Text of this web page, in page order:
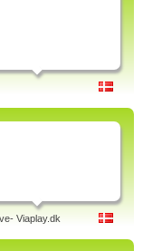
Viaplay.dk